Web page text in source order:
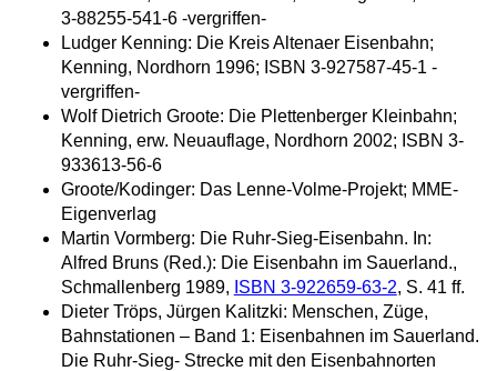
3-88255-541-6 -vergriffen-
Ludger Kenning: Die Kreis Altenaer Eisenbahn;
Kenning, Nordhorn 1996; ISBN 3-927587-45-1 -
vergriffen-
Wolf Dietrich Groote: Die Plettenberger Kleinbahn;
Kenning, erw. Neuauflage, Nordhorn 2002; ISBN 3-
933613-56-6
Groote/Kodinger: Das Lenne-Volme-Projekt; MME-
Eigenverlag
Martin Vormberg: Die Ruhr-Sieg-Eisenbahn. In:
Alfred Bruns (Red.): Die Eisenbahn im Sauerland.,
Schmallenberg 1989, ISBN 3-922659-63-2, S. 41 ff.
Dieter Tröps, Jürgen Kalitzki: Menschen, Züge,
Bahnstationen – Band 1: Eisenbahnen im Sauerland.
Die Ruhr-Sieg- Strecke mit den Eisenbahnorten